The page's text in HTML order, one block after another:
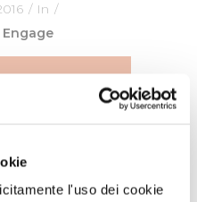
l'uso dei cookie
In